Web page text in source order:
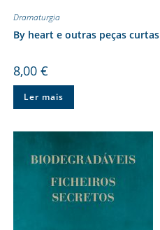
Dramaturgia
By heart e outras peças curtas
8,00 €
Ler mais